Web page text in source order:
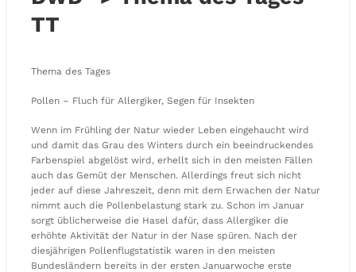
TT
Thema des Tages
Pollen – Fluch für Allergiker, Segen für Insekten
Wenn im Frühling der Natur wieder Leben eingehaucht wird
und damit das Grau des Winters durch ein beeindruckendes
Farbenspiel abgelöst wird, erhellt sich in den meisten Fällen
auch das Gemüt der Menschen. Allerdings freut sich nicht
jeder auf diese Jahreszeit, denn mit dem Erwachen der Natur
nimmt auch die Pollenbelastung stark zu. Schon im Januar
sorgt üblicherweise die Hasel dafür, dass Allergiker die
erhöhte Aktivität der Natur in der Nase spüren. Nach der
diesjährigen Pollenflugstatistik waren in den meisten
Bundesländern bereits in der ersten Januarwoche erste